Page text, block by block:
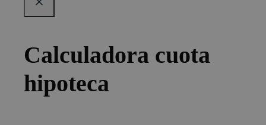
Calculadora cuota
hipoteca